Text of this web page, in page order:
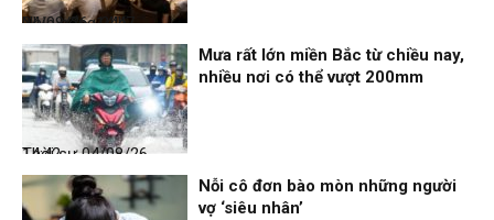
Nhịp sống 24h
04/08/26, 14:47
Thời sự
04/08/26, 14:42
Mưa rất lớn miền Bắc từ chiều nay,
nhiều nơi có thể vượt 200mm
Nỗi cô đơn bào mòn những người
vợ ‘siêu nhân’